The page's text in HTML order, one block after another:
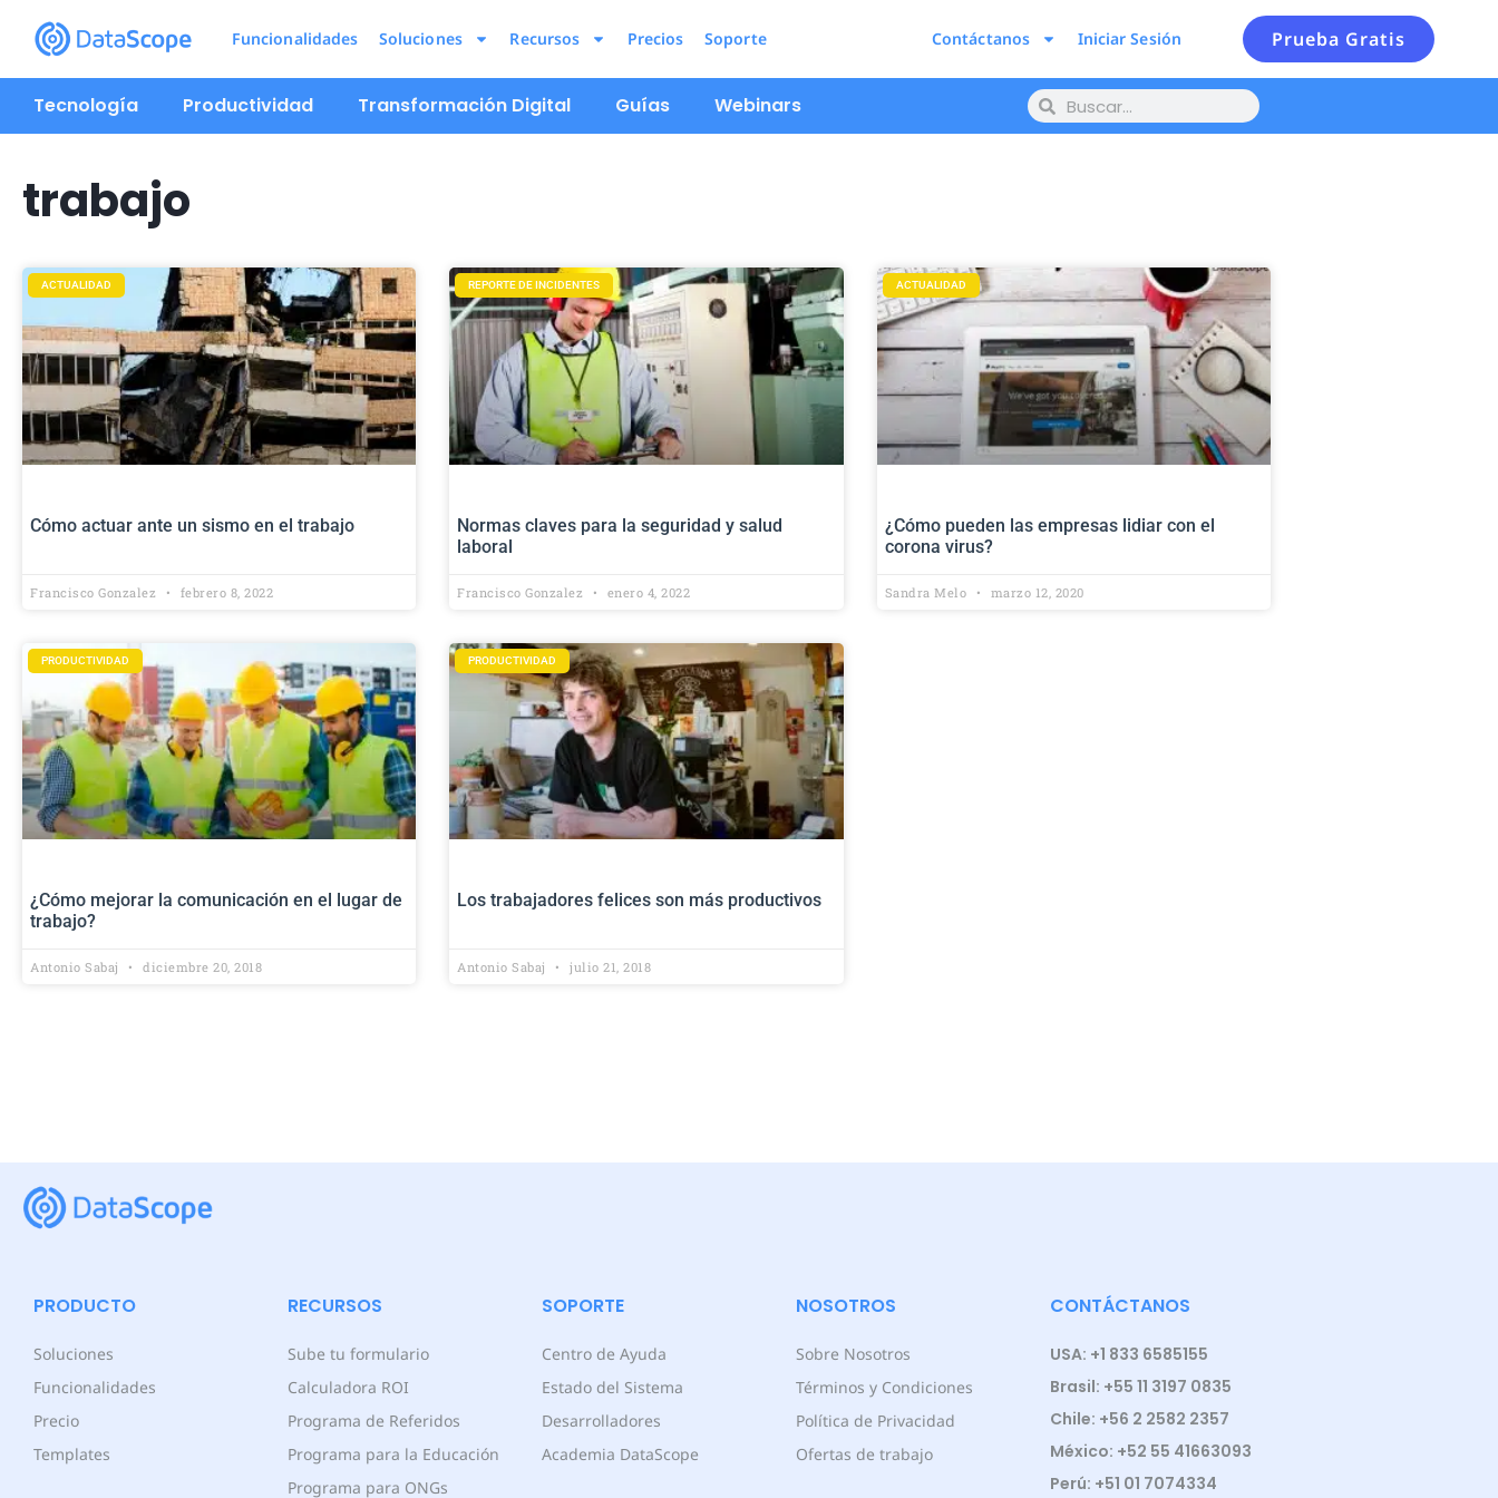
Funcionalidades Soluciones Recursos Precios Soporte Contáctanos Iniciar Sesión Prueba Gratis
Tecnología Productividad Transformación Digital Guías Webinars
trabajo
ACTUALIDAD
Cómo actuar ante un sismo en el trabajo
Francisco Gonzalez febrero 8, 2022
REPORTE DE INCIDENTES
Normas claves para la seguridad y salud
laboral
Francisco Gonzalez enero 4, 2022
ACTUALIDAD
¿Cómo pueden las empresas lidiar con el
corona virus?
Sandra Melo marzo 12, 2020
PRODUCTIVIDAD
¿Cómo mejorar la comunicación en el lugar de
trabajo?
Antonio Sabaj diciembre 20, 2018
PRODUCTIVIDAD
Los trabajadores felices son más productivos
Antonio Sabaj julio 21, 2018
PRODUCTO
Soluciones
Funcionalidades
Precio
Templates
RECURSOS
Sube tu formulario
Calculadora ROI
Programa de Referidos
Programa para la Educación
Programa para ONGs
SOPORTE
Centro de Ayuda
Estado del Sistema
Desarrolladores
Academia DataScope
NOSOTROS
Sobre Nosotros
Términos y Condiciones
Política de Privacidad
Ofertas de trabajo
CONTÁCTANOS
USA: +1 833 6585155
Brasil: +55 11 3197 0835
Chile: +56 2 2582 2357
México: +52 55 41663093
Perú: +51 01 7074334